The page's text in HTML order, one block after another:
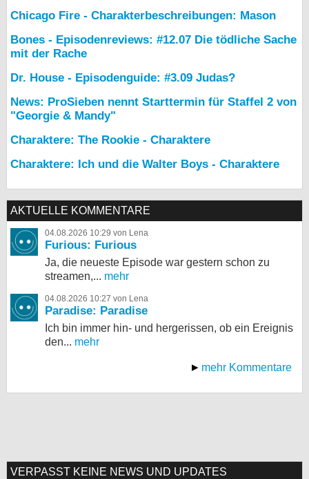
Chicago Fire - Charakterbeschreibungen: Mason
Bones - Episodenreviews: #12.07 Die tödliche Sache
mit der Rache
Dr. House - Episodenguide: #3.09 Judas?
News: ProSieben nennt Starttermin für Staffel 2 von
"Georgie & Mandy"
Charaktere: The Rookie - Charaktere
Charaktere: Ich und die Walter Boys - Charaktere
AKTUELLE KOMMENTARE
04.08.2026 10:29 von Lena
Furious: Furious
Ja, die neueste Episode war gestern schon zu
streamen,... mehr
04.08.2026 10:27 von Lena
Paradise: Paradise
Ich bin immer hin- und hergerissen, ob ein Ereignis
den... mehr
mehr Kommentare
VERPASST KEINE NEWS UND UPDATES